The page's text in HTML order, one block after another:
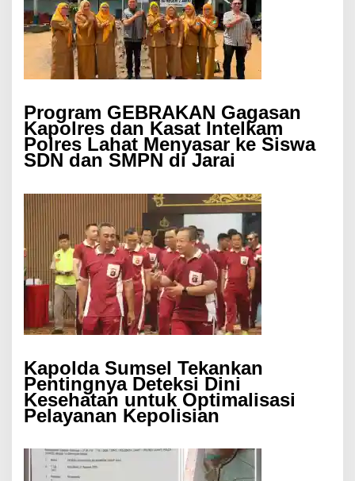
Program GEBRAKAN Gagasan
Kapolres dan Kasat Intelkam
Polres Lahat Menyasar ke Siswa
SDN dan SMPN di Jarai
Kapolda Sumsel Tekankan
Pentingnya Deteksi Dini
Kesehatan untuk Optimalisasi
Pelayanan Kepolisian